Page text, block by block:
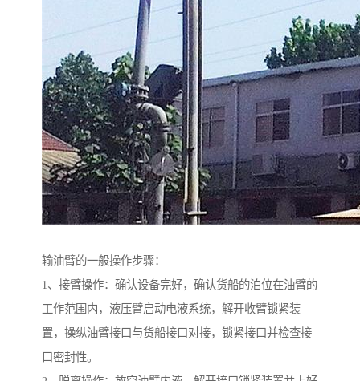
输油臂的一般操作步骤：
1、接臂操作：确认设备完好，确认货船的泊位在油臂的
工作范围内，液压臂启动电液系统，解开收臂锁紧装
置，操纵油臂接口与货船接口对接，锁紧接口并检查接
口密封性。